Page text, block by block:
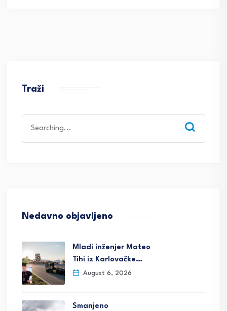
Traži
for:
Nedavno objavljeno
Mladi inženjer Mateo
Tihi iz Karlovačke…
August 6, 2026
Smanjeno